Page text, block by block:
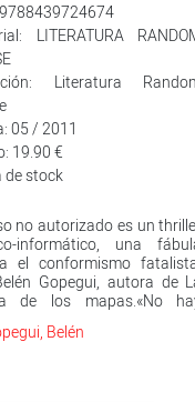
LITERATURA
Literatura
05 / 2011
19.90 €
de stock
no autorizado es un
informático, una
el conformismo
Gopegui, autora de
de los mapas.«No
un defecto.»Con un
Belén